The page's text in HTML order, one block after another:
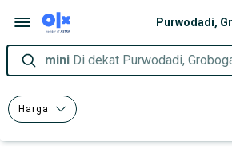
Purwodadi,
mini Di dekat Purwodadi,
Harga